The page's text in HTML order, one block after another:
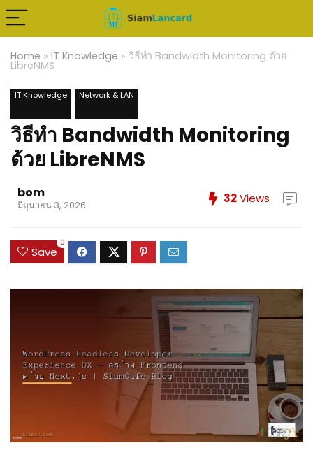
Home » IT Knowledge » วิธีทำ Bandwidth Monitoring ด้วย
LibreNMS
IT Knowledge Network & LAN
วิธีทำ Bandwidth Monitoring
ด้วย LibreNMS
bom
มิถุนายน 3, 2026 32Views
Save
0